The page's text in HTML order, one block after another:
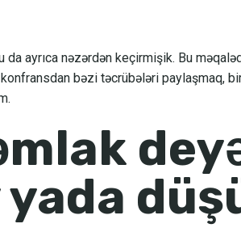
da ayrıca nəzərdən keçirmişik. Bu
bəzi təcrübələri paylaşmaq,